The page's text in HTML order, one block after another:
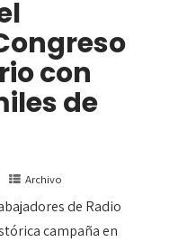
con
de
Archivo
de Radio
campaña en